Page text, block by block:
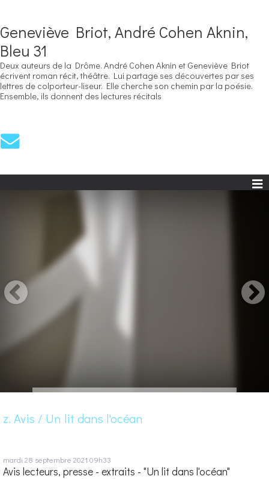
Geneviève Briot, André Cohen Aknin,
Bleu 31
Deux auteurs de la Drôme. André Cohen Aknin et Geneviève Briot
écrivent roman récit, théâtre. Lui partage ses découvertes par ses
lettres de colporteur-liseur. Elle cherche son chemin par la poésie.
Ensemble, ils donnent des lectures récitals
z. Avis / Un lit dans l'océan
mardi 28 septembre 2021 09h33
Avis lecteurs, presse - extraits - "Un lit dans l'océan"